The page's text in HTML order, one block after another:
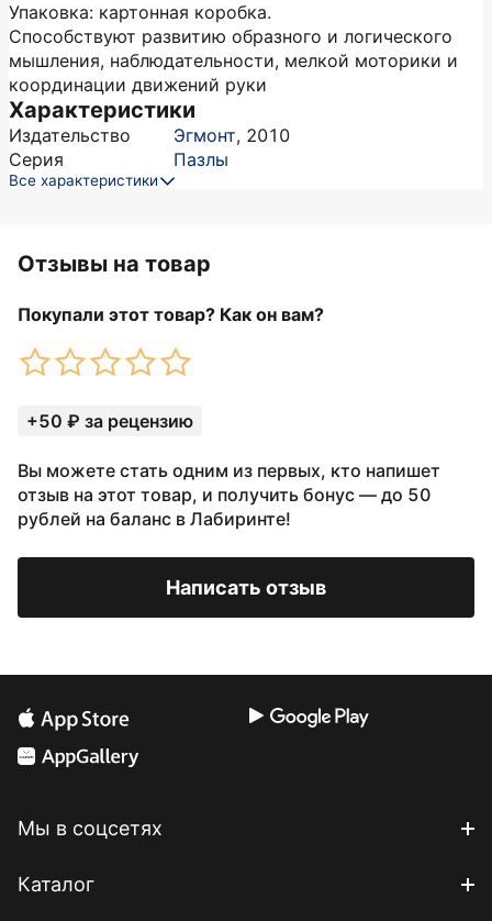
Упаковка: картонная коробка.
Способствуют развитию образного и логического
мышления, наблюдательности, мелкой моторики и
координации движений руки
Характеристики
Издательство Эгмонт, 2010
Серия
Пазлы
Все характеристики
Отзывы на товар
Покупали этот товар? Как он вам?
+50 ₽ за рецензию
Вы можете стать одним из первых, кто напишет
отзыв на этот товар, и получить бонус — до 50
рублей на баланс в Лабиринте!
Написать отзыв
Мы в соцсетях
Каталог